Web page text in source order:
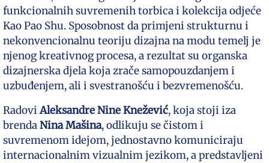
funkcionalnih suvremenih torbica i kolekcija odjeće
Kao Pao Shu. Sposobnost da primjeni strukturnu i
nekonvencionalnu teoriju dizajna na modu temelj je
njenog kreativnog procesa, a rezultat su organska
dizajnerska djela koja zrače samopouzdanjem i
uzbuđenjem, ali i svestranošću i bezvremenošću.
RadoviAleksandre Nine Knežević, koja stoji iza
brendaNina Mašina, odlikuju se čistom i
suvremenom idejom, jednostavno komuniciraju
internacionalnim vizualnim jezikom, a predstavljeni